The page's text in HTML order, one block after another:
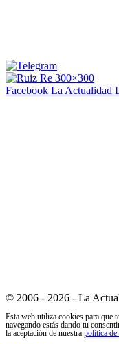
Facebook La Actualidad
© 2006 - 2026 - La
Esta web utiliza cookies para que
navegando estás dando tu
la aceptación de nuestra política de